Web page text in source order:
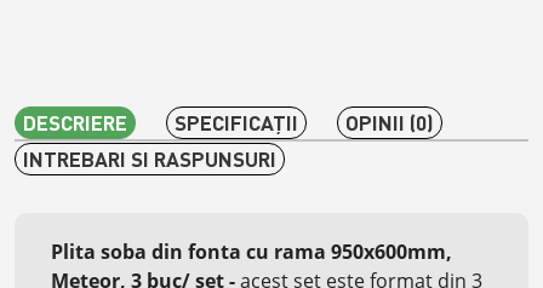
DESCRIERE SPECIFICAŢII
OPINII (0)
INTREBARI SI RASPUNSURI
Plita soba din fonta cu rama 950x600mm,
Meteor, 3 buc/ set-acest set este format din 3